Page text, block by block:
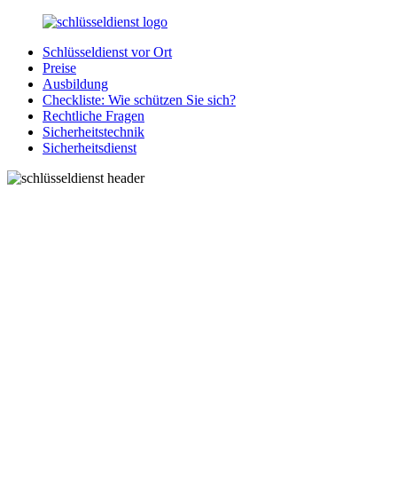
Zurück
Inhalt
SchluesseldienstDirekt.de
Ihre
Notlage
wird
gelöst!
Schlüsseldienst vor Ort
Preise
Ausbildung
Checkliste: Wie schützen Sie sich?
Rechtliche Fragen
Sicherheitstechnik
Sicherheitsdienst